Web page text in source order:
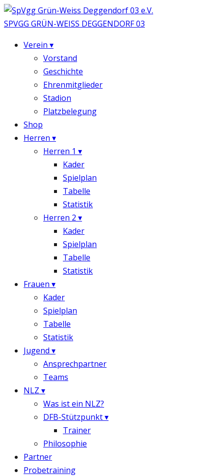
SPVGG GRÜN-WEISS DEGGENDORF 03
Verein ▾
Vorstand
Geschichte
Ehrenmitglieder
Stadion
Platzbelegung
Shop
Herren ▾
Herren 1 ▾
Kader
Spielplan
Tabelle
Statistik
Herren 2 ▾
Kader
Spielplan
Tabelle
Statistik
Frauen ▾
Kader
Spielplan
Tabelle
Statistik
Jugend ▾
Ansprechpartner
Teams
NLZ ▾
Was ist ein NLZ?
DFB-Stützpunkt▾
Trainer
Philosophie
Partner
Probetraining